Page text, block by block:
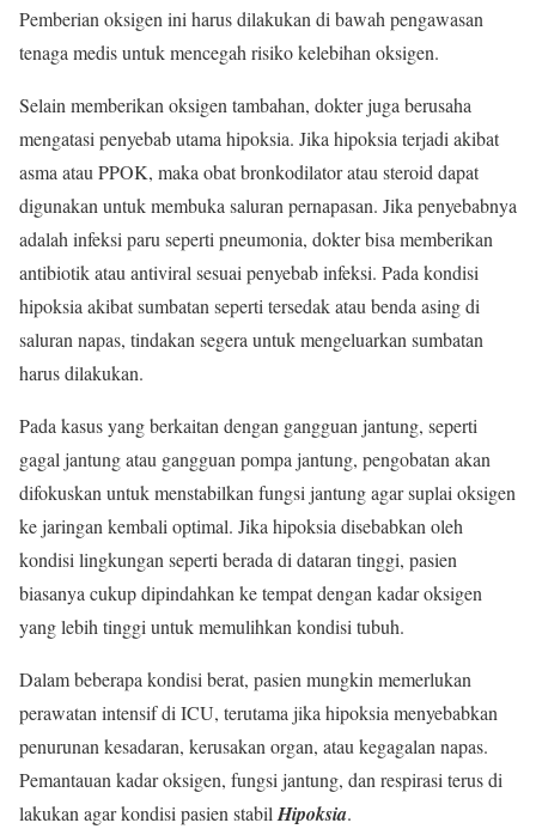
Pemberian oksigen ini harus dilakukan di bawah pengawasan
tenaga medis untuk mencegah risiko kelebihan oksigen.
Selain memberikan oksigen tambahan, dokter juga berusaha
mengatasi penyebab utama hipoksia. Jika hipoksia terjadi akibat
asma atau PPOK, maka obat bronkodilator atau steroid dapat
digunakan untuk membuka saluran pernapasan. Jika penyebabnya
adalah infeksi paru seperti pneumonia, dokter bisa memberikan
antibiotik atau antiviral sesuai penyebab infeksi. Pada kondisi
hipoksia akibat sumbatan seperti tersedak atau benda asing di
saluran napas, tindakan segera untuk mengeluarkan sumbatan
harus dilakukan.
Pada kasus yang berkaitan dengan gangguan jantung, seperti
gagal jantung atau gangguan pompa jantung, pengobatan akan
difokuskan untuk menstabilkan fungsi jantung agar suplai oksigen
ke jaringan kembali optimal. Jika hipoksia disebabkan oleh
kondisi lingkungan seperti berada di dataran tinggi, pasien
biasanya cukup dipindahkan ke tempat dengan kadar oksigen
yang lebih tinggi untuk memulihkan kondisi tubuh.
Dalam beberapa kondisi berat, pasien mungkin memerlukan
perawatan intensif di ICU, terutama jika hipoksia menyebabkan
penurunan kesadaran, kerusakan organ, atau kegagalan napas.
Pemantauan kadar oksigen, fungsi jantung, dan respirasi terus di
lakukan agar kondisi pasien stabilHipoksia.